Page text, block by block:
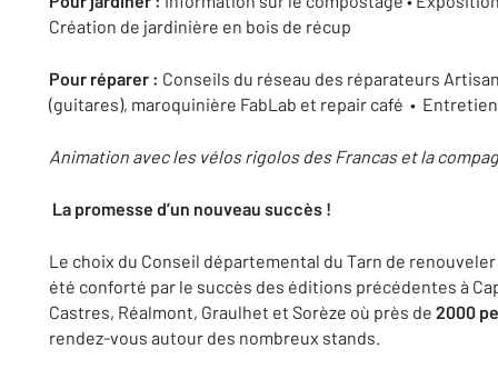
Création de jardinière en bois de récup
Pour réparer : Conseils du réseau des réparateurs
(guitares), maroquinière FabLab et repair café •
Animation avec les vélos rigolos des Francas et la
La promesse d’un nouveau succès !
Le choix du Conseil départemental du Tarn de
été conforté par le succès des éditions précédentes à
Castres, Réalmont, Graulhet et Sorèze où près de 2000
rendez-vous autour des nombreux stands.